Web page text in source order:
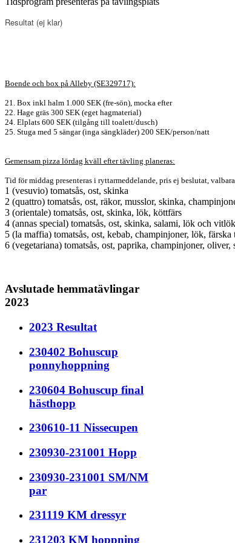
Resultat (ej klar)
Boende och box på Alleby (SE329717):
21. Box inkl halm 1.000 SEK (fre-sön), mocka efter
22. Hage gräs 300 SEK (eget hagmaterial)
24. Elplats 600 SEK (tilgång till toalett/dusch)
25. Stuga med 5 sängar (inga sängkläder) 200 SEK/person/natt
Gemensam pizza lördag kväll efter tävling planeras:
Tid för middag presenteras i ryttarmeddelande, pris ej beslutat,
1 (vesuvio) tomatsås, ost, skinka
2 (quattro) tomatsås, ost, räkor, musslor, skinka,
3 (orientale) tomatsås, ost, skinka, lök, köttfärs
4 (annas special) tomatsås, ost, skinka, salami, lök och vitlök
5 (la maffia) tomatsås, ost, kebab, champinjoner, lök, färska
6 (vegetariana) tomatsås, ost, paprika, champinjoner,
Avslutade hemmatävlingar
2023
2023 Resultat
230402 Bohuscup
ponnyhoppning
230604 Bohuscup final
hästhopp
230610-11 Nissecupen
230930-231001 Hopp
230930-231001 SM/NM
par
231119 KM dressyr
231203 KM hoppning